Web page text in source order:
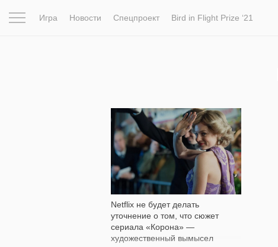
Игра Новости Спецпроект Bird in Flight Prize ‘21
Netflix не будет делать
уточнение о том, что сюжет
сериала «Корона» —
художественный вымысел
746